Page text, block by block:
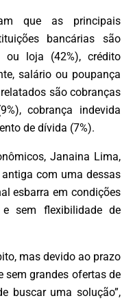
que as principais
bancárias são
ou loja (42%), crédito
salário ou poupança
são cobranças
cobrança indevida
de dívida (7%).
Janaina Lima,
com uma dessas
esbarra em condições
sem flexibilidade de
mas devido ao prazo
sem grandes ofertas de
buscar uma solução”,